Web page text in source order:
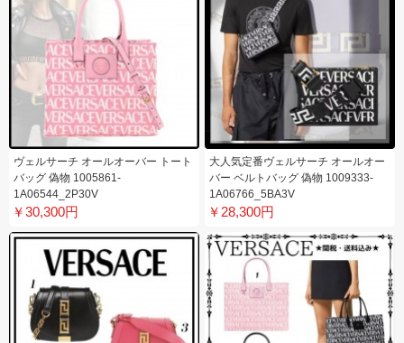
ヴェルサーチ オールオーバー トート
バッグ 偽物 1005861-
1A06544_2P30V
￥30,300円
大人気定番ヴェルサーチ オールオー
バー ベルトバッグ 偽物 1009333-
1A06766_5BA3V
￥28,300円